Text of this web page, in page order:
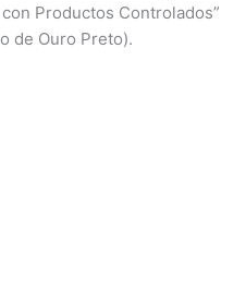
Productos Controlados”
de Ouro Preto).